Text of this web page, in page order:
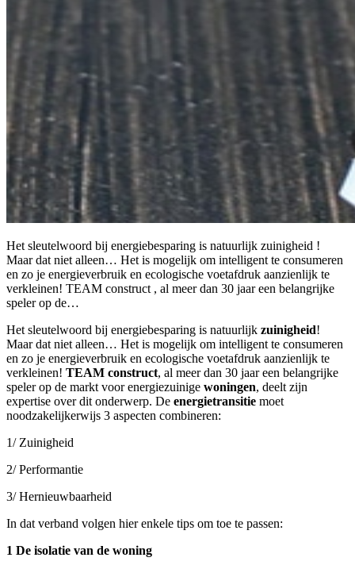
Het sleutelwoord bij energiebesparing is natuurlijk zuinigheid !
Maar dat niet alleen… Het is mogelijk om intelligent te consumeren
en zo je energieverbruik en ecologische voetafdruk aanzienlijk te
verkleinen! TEAM construct , al meer dan 30 jaar een belangrijke
speler op de…
Het sleutelwoord bij energiebesparing is natuurlijk zuinigheid!
Maar dat niet alleen… Het is mogelijk om intelligent te consumeren
en zo je energieverbruik en ecologische voetafdruk aanzienlijk te
verkleinen! TEAM construct, al meer dan 30 jaar een belangrijke
speler op de markt voor energiezuinige woningen, deelt zijn
expertise over dit onderwerp. De energietransitie moet
noodzakelijkerwijs 3 aspecten combineren:
1/ Zuinigheid
2/ Performantie
3/ Hernieuwbaarheid
In dat verband volgen hier enkele tips om toe te passen:
1 De isolatie van de woning